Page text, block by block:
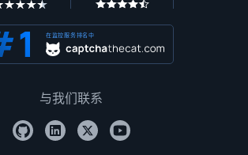
在监控服务排名中
与我们联系